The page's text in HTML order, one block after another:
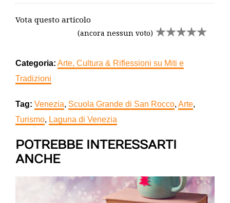
Vota questo articolo
(ancora nessun voto)
Categoria: Arte, Cultura & Riflessioni su Miti e
Tradizioni
Tag: Venezia, Scuola Grande di San Rocco, Arte,
Turismo, Laguna di Venezia
POTREBBE INTERESSARTI
ANCHE